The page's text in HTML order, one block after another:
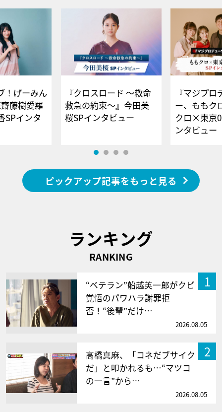
！げーみん
藤樹愛羅
SPインタ
『クロスロード ～救命
救急の約束～』今田美
桜SPインタビュー
『マジプロ
ー、ももク
クロ×東京
ンタビュー
ピックアップ記事をもっと見る
ランキング
RANKING
1
“ベテラン”船越英一郎がクビ
覚悟のパワハラ謝罪拒
否！“後輩”だけ…
2026.08.05
2
高橋真麻、「コネだブサイク
だ」と叩かれるも…“マツコ
の一言”から…
2026.08.05